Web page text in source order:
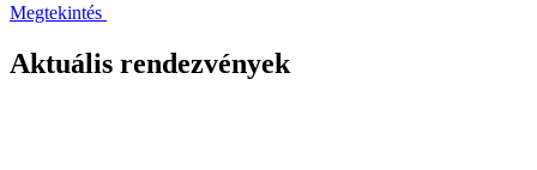
Megtekintés
Aktuális rendezvények